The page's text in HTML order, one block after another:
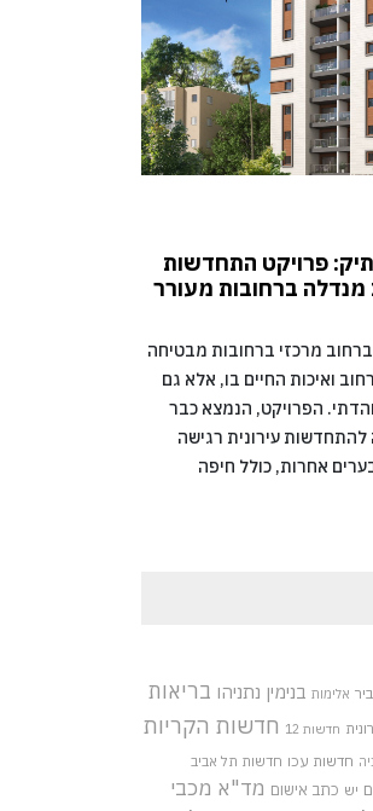
פרויקט התחדשות
מנדלה ברחובות מעורר
ברחוב מרכזי ברחובות מבטיחה
ואיכות החיים בו, אלא גם
הפרויקט, הנמצא כבר
להתחדשות עירונית רגישה
אחרות, כולל חיפה
אלימות בנימין נתניהו בריאות
חדשות 12 חדשות הקריות
חדשות עכו חדשות תל אביב
יש כתב אישום מד"א מכבי